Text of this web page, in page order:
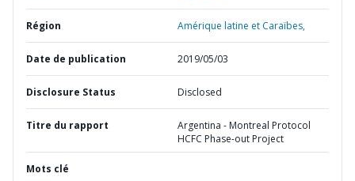
Région Amérique latine et Caraïbes,
Date de publication 2019/05/03
Disclosure Status Disclosed
Titre du rapport
Argentina - Montreal Protocol
HCFC Phase-out Project
Mots clé